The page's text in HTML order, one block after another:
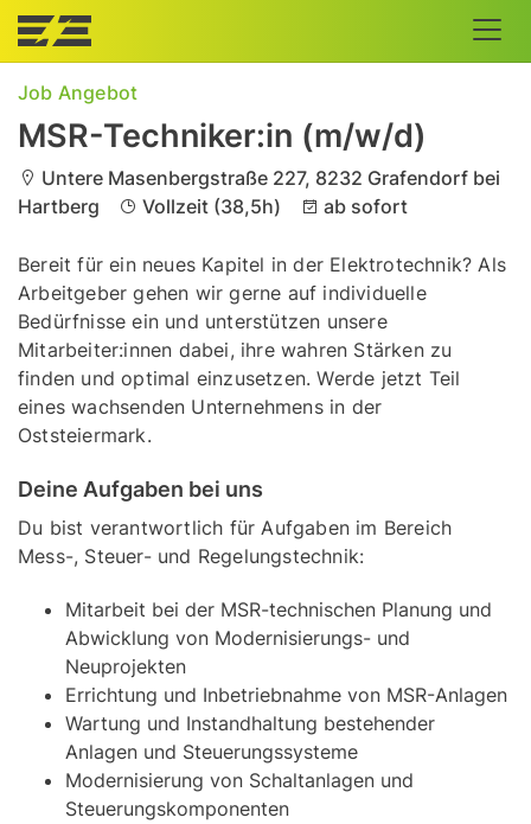
Skip
content
Job Angebot
MSR-Techniker:in (m/w/d)
Untere Masenbergstraße 227, 8232 Grafendorf bei
Hartberg
Vollzeit (38,5h) ab sofort
Bereit für ein neues Kapitel in der Elektrotechnik? Als
Arbeitgeber gehen wir gerne auf individuelle
Bedürfnisse ein und unterstützen unsere
Mitarbeiter:innen dabei, ihre wahren Stärken zu
finden und optimal einzusetzen. Werde jetzt Teil
eines wachsenden Unternehmens in der
Oststeiermark.
Deine Aufgaben bei uns
Du bist verantwortlich für Aufgaben im Bereich
Mess-, Steuer- und Regelungstechnik:
Mitarbeit bei der MSR-technischen Planung und
Abwicklung von Modernisierungs- und
Neuprojekten
Errichtung und Inbetriebnahme von MSR-Anlagen
Wartung und Instandhaltung bestehender
Anlagen und Steuerungssysteme
Modernisierung von Schaltanlagen und
Steuerungskomponenten